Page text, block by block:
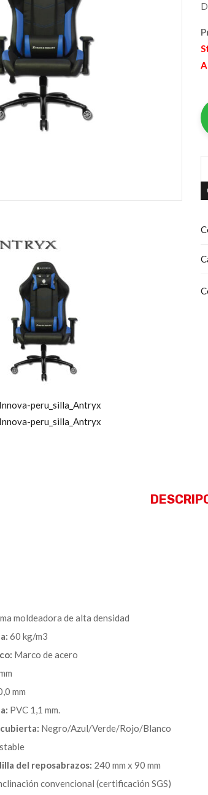
moldeadora de alta densidad
60 kg/m3
Marco de acero
mm
PVC 1,1 mm.
Negro/Azul/Verde/Rojo/Blanco
del reposabrazos: 240 mm x 90 mm
convencional (certificación SGS)